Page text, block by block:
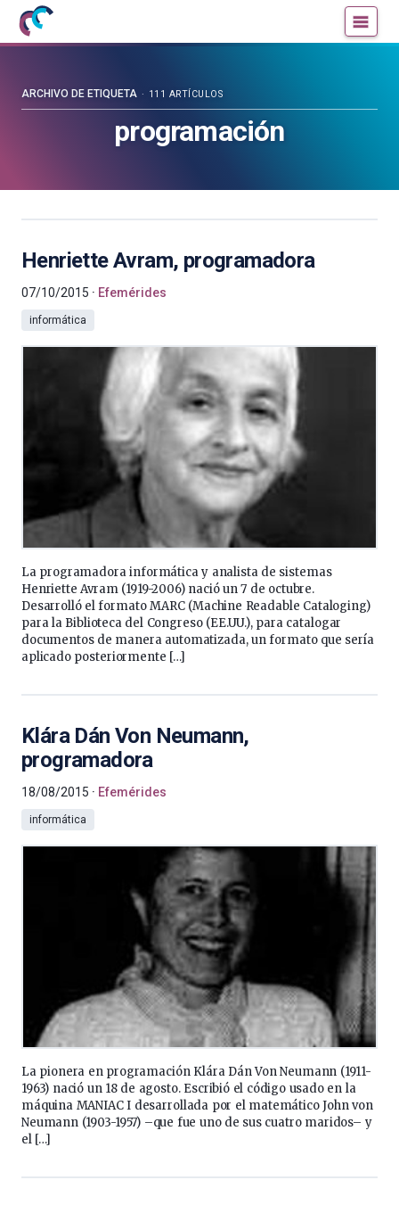
Mujeres
con
blog
programación
ARCHIVO DE ETIQUETA 111 ARTÍCULOS
Henriette Avram, programadora
07/10/2015 Efemérides
informática
La programadora informática y analista de sistemas
Henriette Avram (1919-2006) nació un 7 de octubre.
Desarrolló el formato MARC (Machine Readable Cataloging)
para la Biblioteca del Congreso (EE.UU.), para catalogar
documentos de manera automatizada, un formato que sería
aplicado posteriormente […]
Klára Dán Von Neumann,
programadora
18/08/2015 Efemérides
informática
La pionera en programación Klára Dán Von Neumann (1911-
1963) nació un 18 de agosto. Escribió el código usado en la
máquina MANIAC I desarrollada por el matemático John von
Neumann (1903-1957) –que fue uno de sus cuatro maridos– y
el […]